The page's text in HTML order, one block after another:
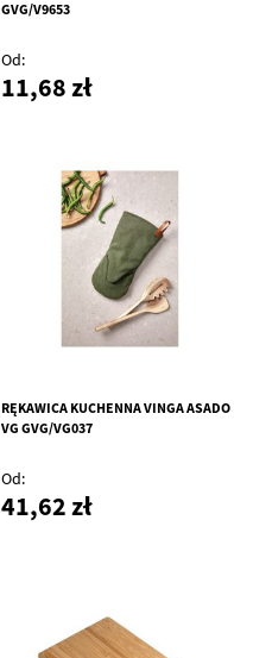
GVG/V9653
Od
11,68 zł
RĘKAWICA KUCHENNA VINGA ASADO
VG GVG/VG037
Od
41,62 zł